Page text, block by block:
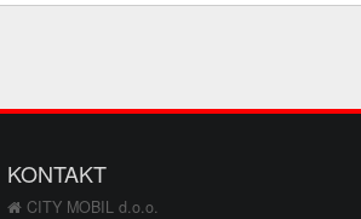
KONTAKT
CITY MOBIL d.o.o.